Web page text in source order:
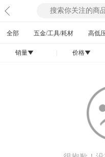
全部 五金/工具/耗材 高低
销量󰄢 价格󰄢